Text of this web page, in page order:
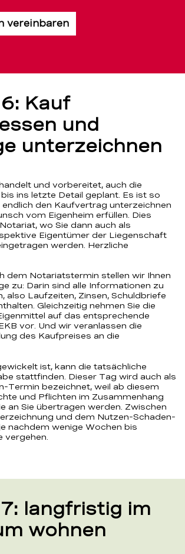
vereinbaren
Kauf
und
unterzeichnen
und vorbereitet, auch die
ins letzte Detail geplant. Es ist so
endlich den Kaufvertrag unterzeichnen
vom Eigenheim erfüllen. Dies
wo Sie dann auch als
Eigentümer der Liegenschaft
werden. Herzliche
dem Notariatstermin stellen wir Ihnen
zu: Darin sind alle Informationen zu
also Laufzeiten, Zinsen, Schuldbriefe
Gleichzeitig nehmen Sie die
auf das entsprechende
vor. Und wir veranlassen die
des Kaufpreises an die
ist, kann die tatsächliche
stattfinden. Dieser Tag wird auch als
Termin bezeichnet, weil ab diesem
und Pflichten im Zusammenhang
an Sie übertragen werden. Zwischen
und dem Nutzen-Schaden-
nachdem wenige Wochen bis
vergehen.
langfristig im
wohnen